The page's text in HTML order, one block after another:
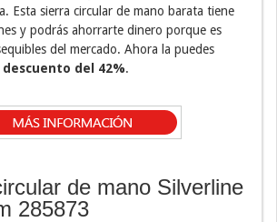
Esta sierra circular de mano barata tiene
y podrás ahorrarte dinero porque es
del mercado. Ahora la puedes
descuento del 42%.
de mano Silverline
285873